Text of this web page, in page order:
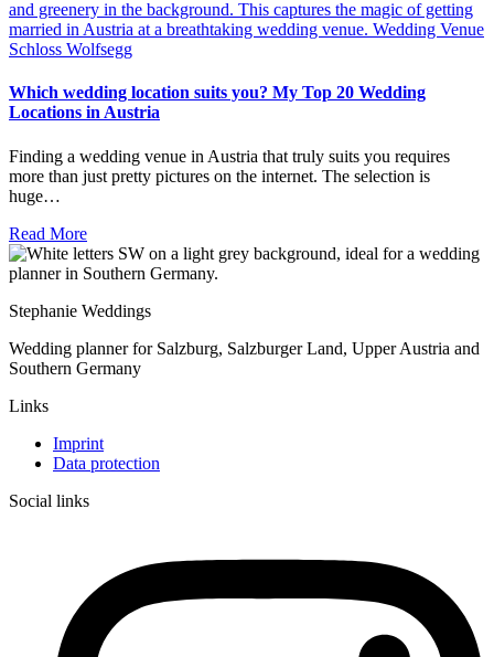
Which wedding location suits you? My Top 20 Wedding
Locations in Austria
Finding a wedding venue in Austria that truly suits you requires
more than just pretty pictures on the internet. The selection is
huge…
Read More
Stephanie Weddings
Wedding planner for Salzburg, Salzburger Land, Upper Austria and
Southern Germany
Links
Imprint
Data protection
Social links